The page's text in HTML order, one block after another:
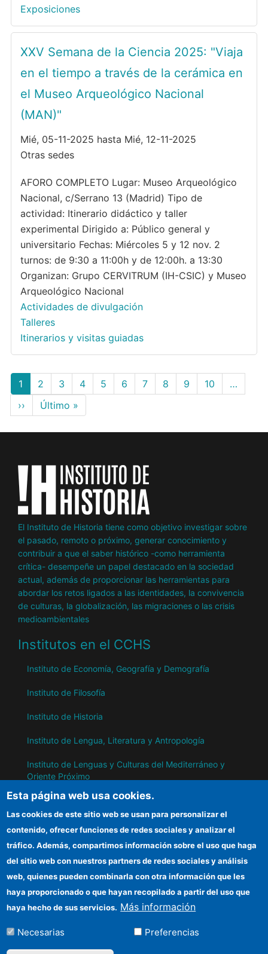
Exposiciones
XXV Semana de la Ciencia 2025: "Viaja
en el tiempo a través de la cerámica en
el Museo Arqueológico Nacional
(MAN)"
Mié, 05-11-2025 hasta Mié, 12-11-2025
Otras sedes
AFORO COMPLETO Lugar: Museo Arqueológico
Nacional, c/Serrano 13 (Madrid) Tipo de
actividad: Itinerario didáctico y taller
experimental Dirigido a: Público general y
universitario Fechas: Miércoles 5 y 12 nov. 2
turnos: de 9:30 a 11:00h y de 12:00h. a 13:30
Organizan: Grupo CERVITRUM (IH-CSIC) y Museo
Arqueológico Nacional
Actividades de divulgación
Talleres
Itinerarios y visitas guiadas
Paginación
Página
actual
1 Page
2 Page
3 Page
4 Page
5 Page
6 Page
7 Page
8 Page
9 Page
10
…
Siguiente
página
››
Última
página
Último »
El Instituto de Historia tiene como objetivo investigar sobre
el pasado, remoto o próximo, generar conocimiento y
contribuir a que el saber histórico -como herramienta
crítica- desempeñe un papel destacado en la sociedad
actual, además de proporcionar las herramientas para
abordar los retos ligados a las identidades, la convivencia
de culturas, la globalización, las migraciones o las crisis
medioambientales
Institutos en el CCHS
Instituto de Economía, Geografía y Demografía
Instituto de Filosofía
Instituto de Historia
Instituto de Lengua, Literatura y Antropología
Instituto de Lenguas y Culturas del Mediterráneo y
Oriente Próximo
Instituto de Políticas y Bienes Públicos
IH
Sede electrónica CSIC
Información para proveedores
Organismos financiadores
Cómo llegar
Esta página web usa cookies.
Las cookies de este sitio web se usan para personalizar el
contenido, ofrecer funciones de redes sociales y analizar el
tráfico. Además, compartimos información sobre el uso que haga
del sitio web con nuestros partners de redes sociales y análisis
web, quienes pueden combinarla con otra información que les
haya proporcionado o que hayan recopilado a partir del uso que
haya hecho de sus servicios. Más información
Necesarias Preferencias